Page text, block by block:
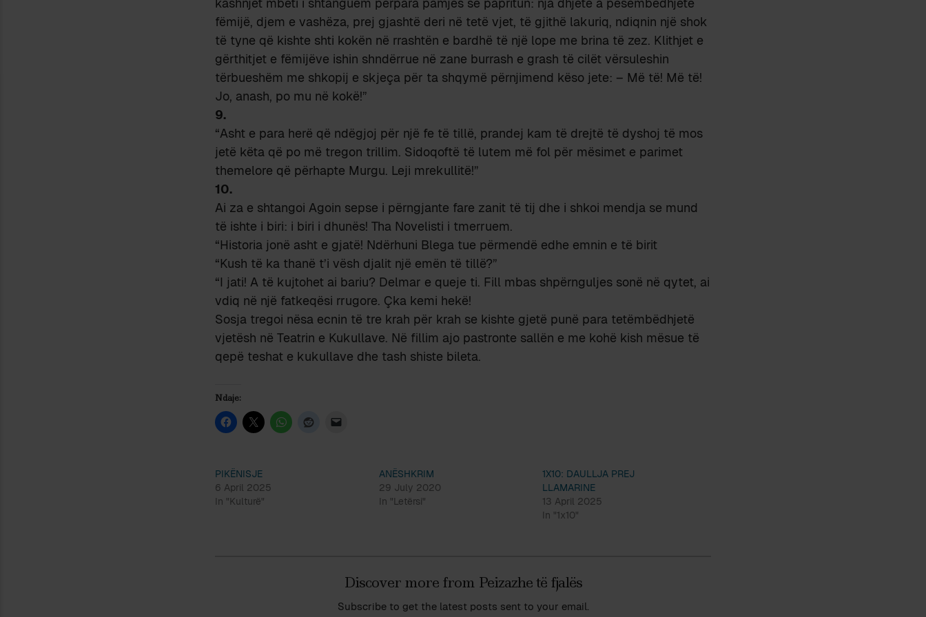
fëmijë, djem e vashëza, prej gjashtë deri në tetë vjet, të gjithë lakuriq, ndiqnin një shok
të tyne që kishte shti kokën në rrashtën e bardhë të një lope me brina të zez. Klithjet e
gërthitjet e fëmijëve ishin shndërrue në zane burrash e grash të cilët vërsuleshin
tërbueshëm me shkopij e skjeça për ta shqymë përnjimend këso jete: – Më të! Më të!
Jo, anash, po mu në kokë!”
9.
“Asht e para herë që ndëgjoj për një fe të tillë, prandej kam të drejtë të dyshoj të mos
jetë këta që po më tregon trillim. Sidoqoftë të lutem më fol për mësimet e parimet
themelore që përhapte Murgu. Leji mrekullitë!”
10.
Ai za e shtangoi Agoin sepse i përngjante fare zanit të tij dhe i shkoi mendja se mund
të ishte i biri: i biri i dhunës! Tha Novelisti i tmerruem.
“Historia jonë asht e gjatë! Ndërhuni Blega tue përmendë edhe emnin e të birit
“Kush të ka thanë t’i vësh djalit një emën të tillë?”
“I jati! A të kujtohet ai bariu? Delmar e queje ti. Fill mbas shpërnguljes sonë në qytet, ai
vdiq në një fatkeqësi rrugore. Çka kemi hekë!
Sosja tregoi nësa ecnin të tre krah për krah se kishte gjetë punë para tetëmbëdhjetë
vjetësh në Teatrin e Kukullave. Në fillim ajo pastronte sallën e me kohë kish mësue të
qepë teshat e kukullave dhe tash shiste bileta.
Ndaje:
PIKËNISJE
6 April 2025
In "Kulturë"
ANËSHKRIM
29 July 2020
In "Letërsi"
1X10: DAULLJA PREJ
LLAMARINE
13 April 2025
In "1x10"
Discover more from Peizazhe të fjalës
Subscribe to get the latest posts sent to your email.